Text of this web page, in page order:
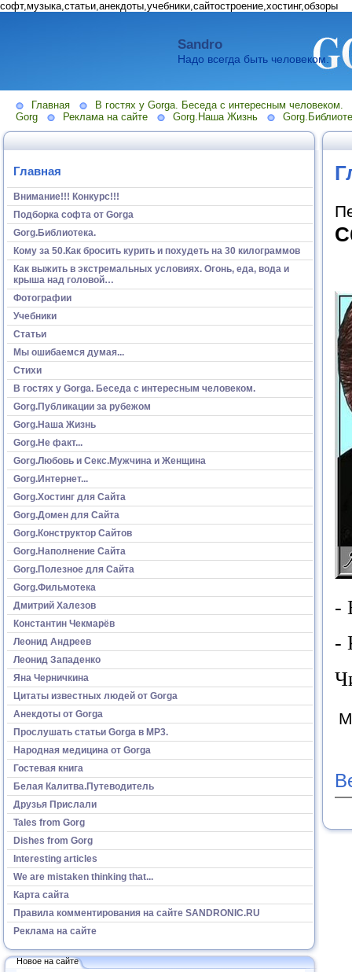
софт,музыка,статьи,анекдоты,учебники,сайтостроение,хостинг,обзоры
Sandro
Надо всегда быть человеком.
Главная
В гостях у Gorga. Беседа с интересным человеком.
Gorg
Реклама на сайте Gorg.Наша Жизнь
Главная
Внимание!!! Конкурс!!!
Подборка софта от Gorga
Gorg.Библиотека.
Кому за 50.Как бросить курить и похудеть на 30 килограммов
Как выжить в экстремальных условиях. Огонь, еда, вода и
крыша над головой…
Фотографии
Учебники
Статьи
Мы ошибаемся думая...
Стихи
В гостях у Gorga. Беседа с интересным человеком.
Gorg.Публикации за рубежом
Gorg.Наша Жизнь
Gorg.Не факт...
Gorg.Любовь и Секс.Мужчина и Женщина
Gorg.Интернет...
Gorg.Хостинг для Сайта
Gorg.Домен для Сайта
Gorg.Конструктор Сайтов
Gorg.Наполнение Сайта
Gorg.Полезное для Сайта
Gorg.Фильмотека
Дмитрий Халезов
Константин Чекмарёв
Леонид Андреев
Леонид Западенко
Яна Черничкина
Цитаты известных людей от Gorga
Анекдоты от Gorga
Прослушать статьи Gorga в МР3.
Народная медицина от Gorga
Гостевая книга
Белая Калитва.Путеводитель
Друзья Прислали
Tales from Gorg
Dishes from Gorg
Interesting articles
We are mistaken thinking that...
Карта сайта
Правила комментирования на сайте SANDRONIC.RU
Реклама на сайте
Новое на сайте
-
-